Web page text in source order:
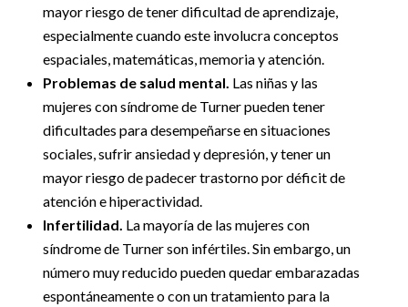
mayor riesgo de tener dificultad de aprendizaje,
especialmente cuando este involucra conceptos
espaciales, matemáticas, memoria y atención.
Problemas de salud mental. Las niñas y las
mujeres con síndrome de Turner pueden tener
dificultades para desempeñarse en situaciones
sociales, sufrir ansiedad y depresión, y tener un
mayor riesgo de padecer trastorno por déficit de
atención e hiperactividad.
Infertilidad. La mayoría de las mujeres con
síndrome de Turner son infértiles. Sin embargo, un
número muy reducido pueden quedar embarazadas
espontáneamente o con un tratamiento para la